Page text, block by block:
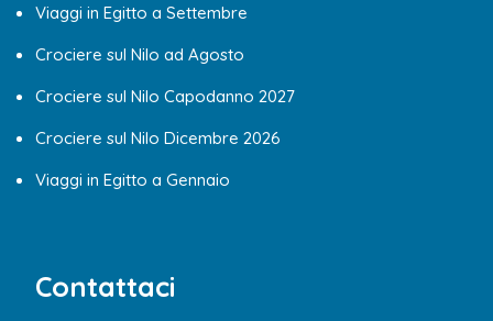
Viaggi in Egitto a Settembre
Crociere sul Nilo ad Agosto
Crociere sul Nilo Capodanno 2027
Crociere sul Nilo Dicembre 2026
Viaggi in Egitto a Gennaio
Contattaci